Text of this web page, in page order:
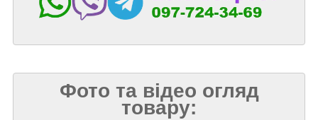
Фото та відео огляд
товару: